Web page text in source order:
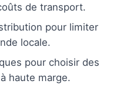
de transport.
pour limiter
locale.
pour choisir des
haute marge.